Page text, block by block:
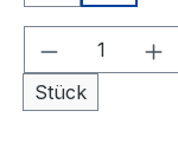
Produkt
Stück